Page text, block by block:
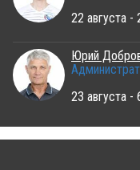
22 августа -
Юрий
23 августа -